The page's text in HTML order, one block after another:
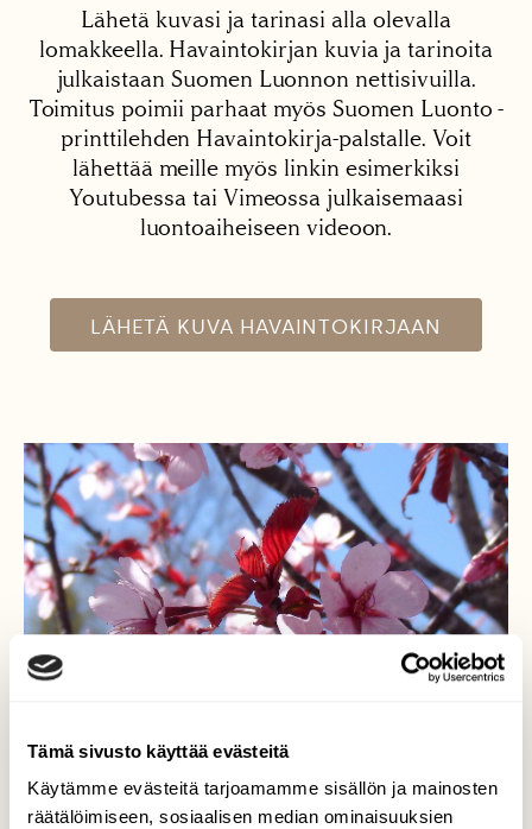
Tämä sivusto käyttää evästeitä
Käytämme evästeitä tarjoamamme sisällön ja mainosten
räätälöimiseen, sosiaalisen median ominaisuuksien
Lähetä kuvasi ja tarinasi alla olevalla
lomakkeella. Havaintokirjan kuvia ja tarinoita
julkaistaan Suomen Luonnon nettisivuilla.
Toimitus poimii parhaat myös Suomen Luonto -
printtilehden Havaintokirja-palstalle. Voit
lähettää meille myös linkin esimerkiksi
Youtubessa tai Vimeossa julkaisemaasi
luontoaiheiseen videoon.
LÄHETÄ KUVA HAVAINTOKIRJAAN